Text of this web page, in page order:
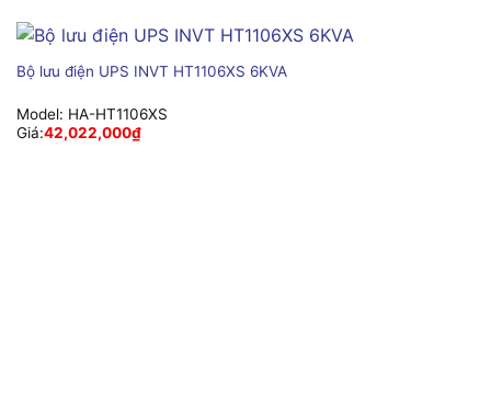
Bộ lưu điện UPS INVT HT1106XS 6KVA
Model: HA-HT1106XS
Giá:42,022,000₫